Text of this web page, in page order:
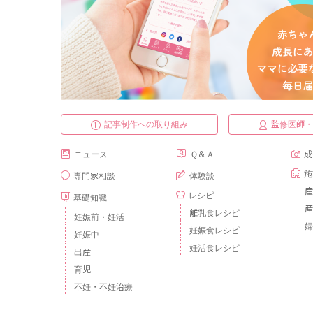
記事制作への取り組み 監修医師
ニュース
専門家相談
基礎知識
妊娠前・妊活
妊娠中
出産
育児
不妊・不妊治療
Ｑ＆Ａ
体験談
レシピ
離乳食レシピ
妊娠食レシピ
妊活食レシピ